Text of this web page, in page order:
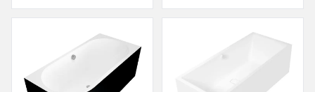
180x75x60cm,
biały/czarny
170x75x60cm,
biały/czarny